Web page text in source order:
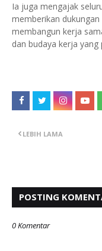
Ia juga mengajak
memberikan
membangun kerja
dan budaya kerja yang
LEBIH LAMA
POSTING
0 Komentar